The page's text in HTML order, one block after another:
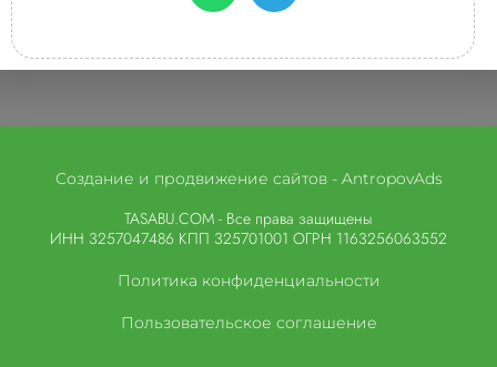
Создание и продвижение сайтов - AntropovAds
TASABU.COM - Все права защищены
ИНН 3257047486 КПП 325701001 ОГРН 1163256063552
Политика конфиденциальности
Пользовательское соглашение